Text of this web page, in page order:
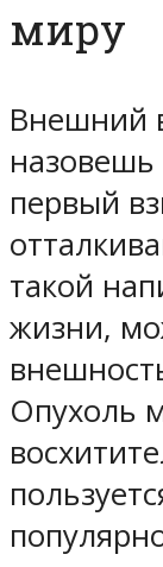
миру
Внешний
первый
такой
жизни,
Опухоль